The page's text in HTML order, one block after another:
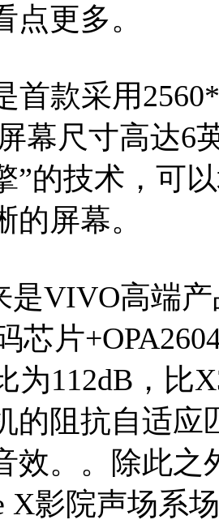
点更多。
首款采用
幕尺寸高达6
”的技术，可
的屏幕。
是VIVO高端
芯片
为112dB，比
的阻抗自适应
效。。除此之
X影院声场系